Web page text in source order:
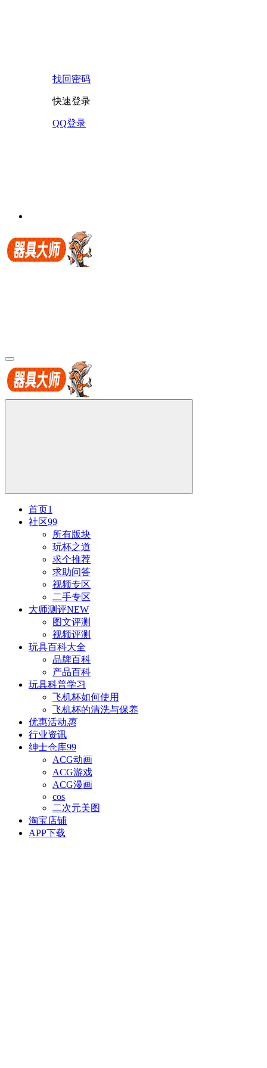
找回密码
快速登录
QQ登录
首页1
社区99
所有版块
玩杯之道
求个推荐
求助问答
视频专区
二手专区
大师测评NEW
图文评测
视频评测
玩具百科大全
品牌百科
产品百科
玩具科普学习
飞机杯如何使用
飞机杯的清洗与保养
优惠活动惠
行业资讯
绅士仓库99
ACG动画
ACG游戏
ACG漫画
cos
二次元美图
淘宝店铺
APP下载